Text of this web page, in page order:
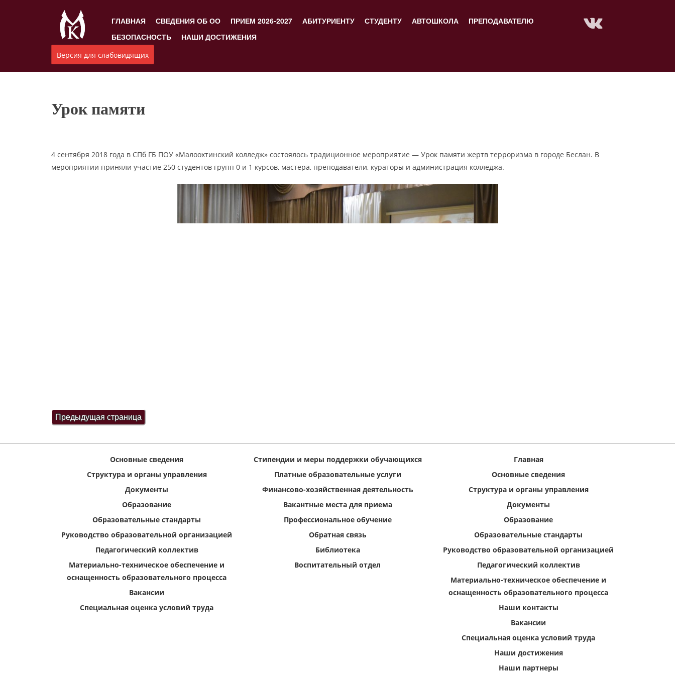
ГЛАВНАЯ СВЕДЕНИЯ ОБ ОО ПРИЕМ 2026-2027 АБИТУРИЕНТУ СТУДЕНТУ АВТОШКОЛА
ПРЕПОДАВАТЕЛЮ
БЕЗОПАСНОСТЬ
НАШИ ДОСТИЖЕНИЯ
Версия для слабовидящих
Урок памяти
4 сентября 2018 года в СПб ГБ ПОУ «Малоохтинский колледж» состоялось традиционное мероприятие — Урок памяти жертв терроризма в городе Беслан. В
мероприятии приняли участие 250 студентов групп 0 и 1 курсов, мастера, преподаватели, кураторы и администрация колледжа.
Основные сведения
Структура и органы управления
Документы
Образование
Образовательные стандарты
Руководство образовательной организацией
Педагогический коллектив
Материально-техническое обеспечение и
оснащенность образовательного процесса
Вакансии
Специальная оценка условий труда
Стипендии и меры поддержки обучающихся
Платные образовательные услуги
Финансово-хозяйственная деятельность
Вакантные места для приема
Профессиональное обучение
Обратная связь
Библиотека
Воспитательный отдел
Главная
Основные сведения
Структура и органы управления
Документы
Образование
Образовательные стандарты
Руководство образовательной организацией
Педагогический коллектив
Материально-техническое обеспечение и
оснащенность образовательного процесса
Наши контакты
Вакансии
Специальная оценка условий труда
Наши достижения
Наши партнеры